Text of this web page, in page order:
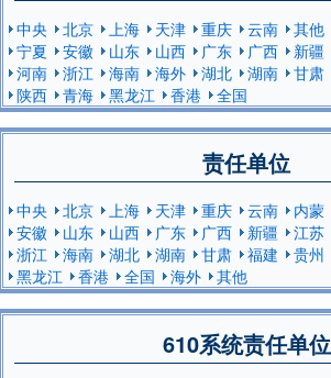
中央 北京 上海 天津 重庆 云南 其他
宁夏
安徽 山东 山西 广东 广西 新疆
河南
浙江 海南 海外 湖北 湖南 甘肃
陕西
青海 黑龙江 香港 全国
责任单位
中央 北京 上海 天津 重庆 云南 内蒙
安徽
山东 山西 广东 广西 新疆 江苏
浙江
海南 湖北 湖南 甘肃 福建 贵州
黑龙江
香港 全国 海外 其他
610系统责任单位